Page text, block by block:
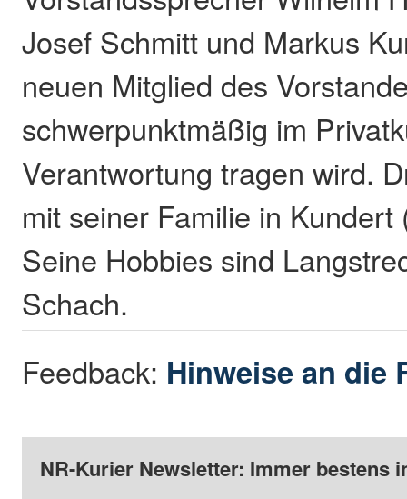
Josef Schmitt und Markus
neuen Mitglied des
schwerpunktmäßig im
Verantwortung tragen wird.
mit seiner Familie in
Seine Hobbies sind
Schach.
Feedback: Hinweise an die
NR-Kurier Newsletter: Immer bestens